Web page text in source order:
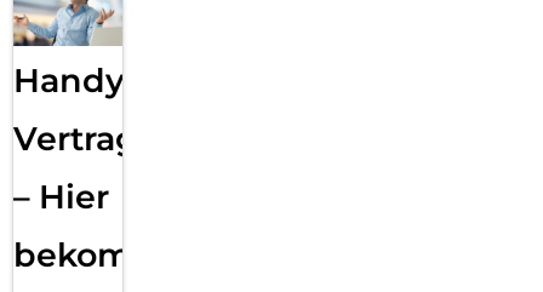
Handy
Vertragsabwicklung
– Hier
bekommst